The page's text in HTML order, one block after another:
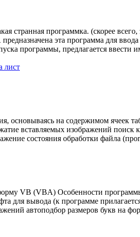
странная программка. (скорее всего,
эта программа для
программы, предлагается ввести
лист
основываясь на содержимом ячеек
вставляемых изображений поиск
состояния обработки файла
VB (VBA) Особенности
для вывода (к программе
автоподбор размеров букв на